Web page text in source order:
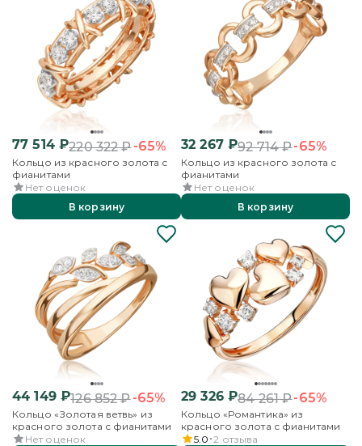
77 514₽220 322₽-65%
Кольцо из красного золота с
фианитами
Нет оценок
В корзину
32 267₽92 714₽-65%
Кольцо из красного золота с
фианитами
Нет оценок
В корзину
44 149₽126 852₽-65%
Кольцо «Золотая ветвь» из
красного золота с фианитами
Нет оценок
29 326₽84 261₽-65%
Кольцо «Романтика» из
красного золота с фианитами
5.0 2 отзыва